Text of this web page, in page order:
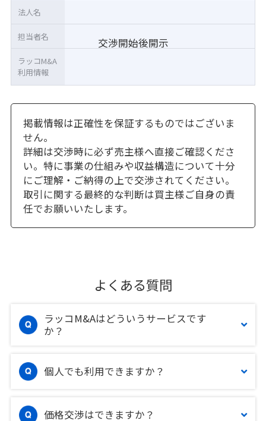
交渉開始後開示
法人名
担当者名
ラッコM&A
利用情報
掲載情報は正確性を保証するものではございま
せん。
詳細は交渉時に必ず売主様へ直接ご確認くださ
い。特に事業の仕組みや収益構造について十分
にご理解・ご納得の上で交渉されてください。
取引に関する最終的な判断は買主様ご自身の責
任でお願いいたします。
よくある質問
ラッコM&Aはどういうサービスです
か？
個人でも利用できますか？
価格交渉はできますか？